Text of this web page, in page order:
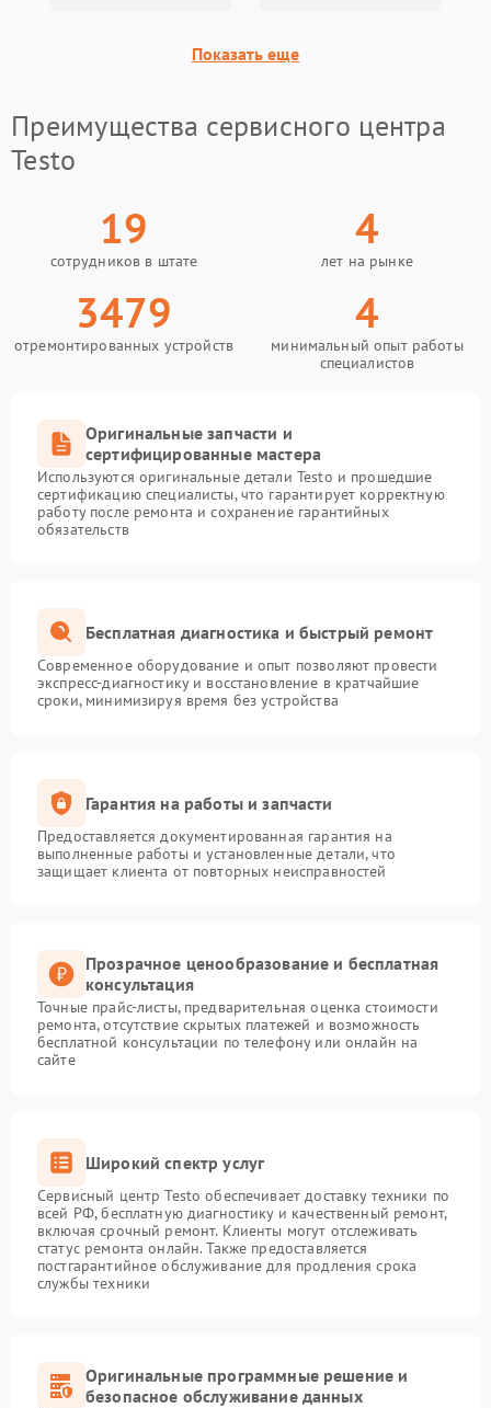
Показать еще
Преимущества сервисного центра
Testo
19
сотрудников в штате
4
лет на рынке
3479
отремонтированных устройств
4
минимальный опыт работы
специалистов
Оригинальные запчасти и
сертифицированные мастера
Используются оригинальные детали Testo и прошедшие
сертификацию специалисты, что гарантирует корректную
работу после ремонта и сохранение гарантийных
обязательств
Бесплатная диагностика и быстрый ремонт
Современное оборудование и опыт позволяют провести
экспресс-диагностику и восстановление в кратчайшие
сроки, минимизируя время без устройства
Гарантия на работы и запчасти
Предоставляется документированная гарантия на
выполненные работы и установленные детали, что
защищает клиента от повторных неисправностей
Прозрачное ценообразование и бесплатная
консультация
Точные прайс-листы, предварительная оценка стоимости
ремонта, отсутствие скрытых платежей и возможность
бесплатной консультации по телефону или онлайн на
сайте
Широкий спектр услуг
Сервисный центр Testo обеспечивает доставку техники по
всей РФ, бесплатную диагностику и качественный ремонт,
включая срочный ремонт. Клиенты могут отслеживать
статус ремонта онлайн. Также предоставляется
постгарантийное обслуживание для продления срока
службы техники
Оригинальные программные решение и
безопасное обслуживание данных